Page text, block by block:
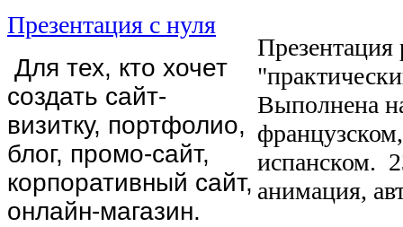
Презентация с нуля
Для тех, кто хочет
создать сайт-
визитку, портфолио,
блог, промо-сайт,
корпоративный сайт,
онлайн-магазин.
Презентация
Выполнена
испанском.
анимация,